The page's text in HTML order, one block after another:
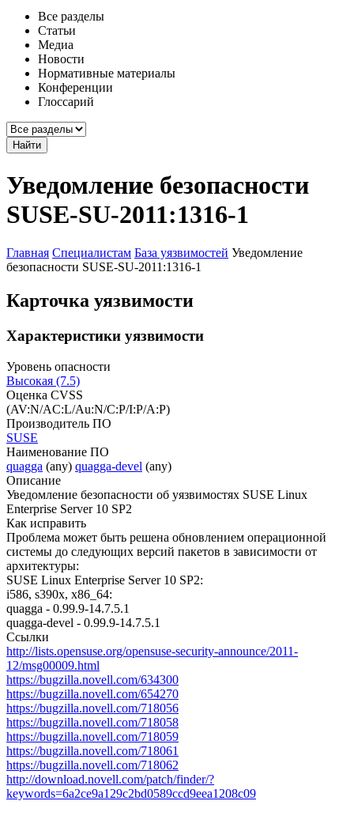
Все разделы
Статьи
Медиа
Новости
Нормативные материалы
Конференции
Глоссарий
Найти
Уведомление безопасности
SUSE-SU-2011:1316-1
Главная Специалистам База уязвимостей Уведомление
безопасности SUSE-SU-2011:1316-1
Карточка уязвимости
Характеристики уязвимости
Уровень опасности
Высокая (7.5)
Оценка CVSS
(AV:N/AC:L/Au:N/C:P/I:P/A:P)
Производитель ПО
SUSE
Наименование ПО
quagga (any) quagga-devel (any)
Описание
Уведомление безопасности об уязвимостях SUSE Linux
Enterprise Server 10 SP2
Как исправить
Проблема может быть решена обновлением операционной
системы до следующих версий пакетов в зависимости от
архитектуры:
SUSE Linux Enterprise Server 10 SP2:
i586, s390x, x86_64:
quagga - 0.99.9-14.7.5.1
quagga-devel - 0.99.9-14.7.5.1
Ссылки
http://lists.opensuse.org/opensuse-security-announce/2011-
12/msg00009.html
https://bugzilla.novell.com/634300
https://bugzilla.novell.com/654270
https://bugzilla.novell.com/718056
https://bugzilla.novell.com/718058
https://bugzilla.novell.com/718059
https://bugzilla.novell.com/718061
https://bugzilla.novell.com/718062
http://download.novell.com/patch/finder/?
keywords=6a2ce9a129c2bd0589ccd9eea1208c09